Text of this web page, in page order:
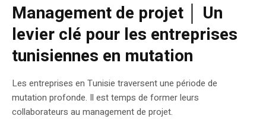
Management de projet │ Un
levier clé pour les entreprises
tunisiennes en mutation
Les entreprises en Tunisie traversent une période de
mutation profonde. Il est temps de former leurs
collaborateurs au management de projet.